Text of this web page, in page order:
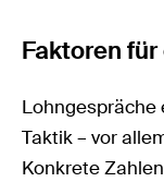
Faktoren
Lohngespräche
Taktik – vor
Konkrete